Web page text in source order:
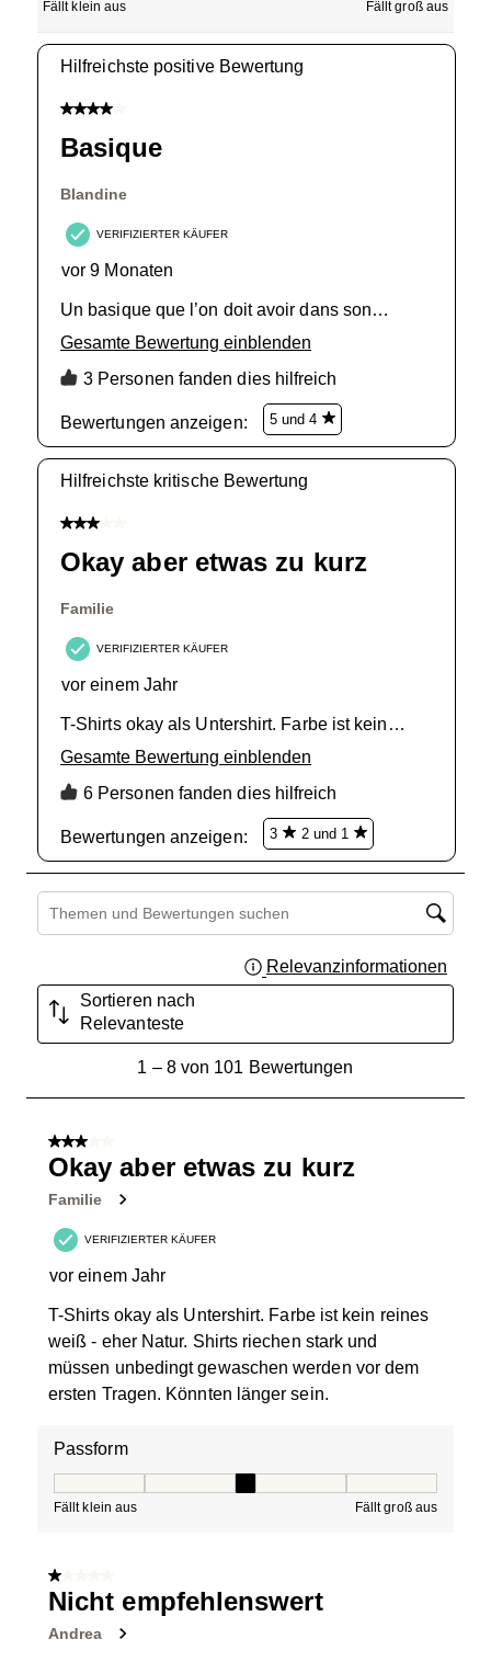
Fällt klein aus Fällt groß aus
Hilfreichste positive Bewertung
4 von 5 Sternen.
Basique
Blandine
VERIFIZIERTER KÄUFER
vor 9 Monaten
Un basique que l’on doit avoir dans son
armoire pour traîner… à porter sous un pull en
Gesamte Bewertung einblenden
3 Personen fanden dies hilfreich
Bewertungen anzeigen: 5 und 4
Hilfreichste kritische Bewertung
3 von 5 Sternen.
Okay aber etwas zu kurz
Familie
VERIFIZIERTER KÄUFER
vor einem Jahr
T-Shirts okay als Untershirt. Farbe ist kein
reines weiß - eher Natur. Shirts riechen stark
dem ersten Tragen. Könnten länger sein.
Gesamte Bewertung einblenden
6 Personen fanden dies hilfreich
Bewertungen anzeigen: 3 2 und 1
Suchthemen und Bewertungen Suchregion
Relevanzinformationen
Sortieren nach
Relevanteste
von
101
Bewertungen.
1 – 8 von 101 Bewertungen
3 von 5 Sternen.
Okay aber etwas zu kurz
Familie
VERIFIZIERTER KÄUFER
vor einem Jahr
T-Shirts okay als Untershirt. Farbe ist kein reines
weiß - eher Natur. Shirts riechen stark und
müssen unbedingt gewaschen werden vor dem
ersten Tragen. Könnten länger sein.
Passform
Fällt klein aus Fällt groß aus
1 von 5 Sternen.
Nicht empfehlenswert
Andrea